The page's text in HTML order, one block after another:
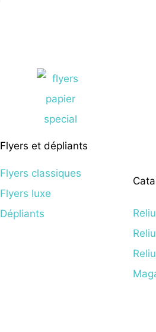
Flyers et dépliants
Flyers classiques
Flyers luxe
Dépliants